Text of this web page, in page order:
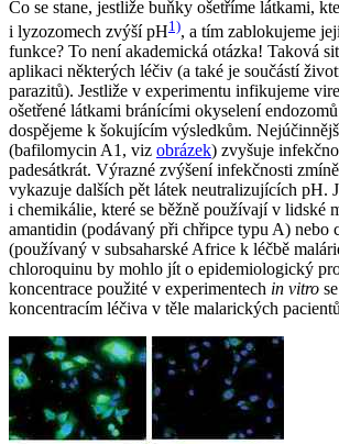
Co se stane, jestliže buňky ošetříme látkami,
i lyzozomech zvýší pH1), a tím zablokujeme
funkce? To není akademická otázka! Taková
aplikaci některých léčiv (a také je součástí
parazitů). Jestliže v experimentu infikujeme
ošetřené látkami bránícími okyselení
dospějeme k šokujícím výsledkům.
(bafilomycin A1, viz obrázek) zvyšuje
padesátkrát. Výrazné zvýšení infekčnosti
vykazuje dalších pět látek neutralizujících pH.
i chemikálie, které se běžně používají v lidské
amantidin (podávaný při chřipce typu A) nebo
(používaný v subsaharské Africe k léčbě
chloroquinu by mohlo jít o epidemiologický
koncentrace použité v experimentech in vitro
koncentracím léčiva v těle malarických